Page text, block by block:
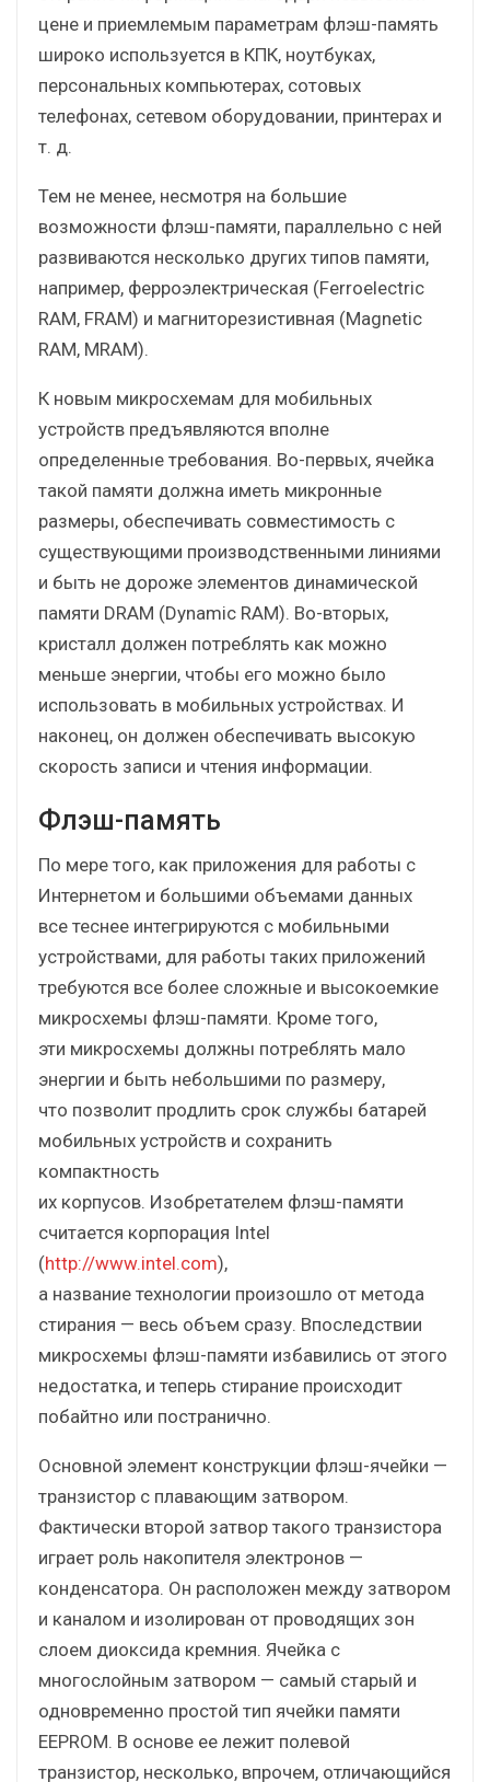
цене и приемлемым параметрам флэш-память
широко используется в КПК, ноутбуках,
персональных компьютерах, сотовых
телефонах, сетевом оборудовании, принтерах и
т. д.
Тем не менее, несмотря на большие
возможности флэш-памяти, параллельно с ней
развиваются несколько других типов памяти,
например, ферроэлектрическая (Ferroelectric
RAM, FRAM) и магниторезистивная (Magnetic
RAM, MRAM).
К новым микросхемам для мобильных
устройств предъявляются вполне
определенные требования. Во-первых, ячейка
такой памяти должна иметь микронные
размеры, обеспечивать совместимость с
существующими производственными линиями
и быть не дороже элементов динамической
памяти DRAM (Dynamic RAM). Во-вторых,
кристалл должен потреблять как можно
меньше энергии, чтобы его можно было
использовать в мобильных устройствах. И
наконец, он должен обеспечивать высокую
скорость записи и чтения информации.
Флэш-память
По мере того, как приложения для работы с
Интернетом и большими объемами данных
все теснее интегрируются с мобильными
устройствами, для работы таких приложений
требуются все более сложные и высокоемкие
микросхемы флэш-памяти. Кроме того,
эти микросхемы должны потреблять мало
энергии и быть небольшими по размеру,
что позволит продлить срок службы батарей
мобильных устройств и сохранить
компактность
их корпусов. Изобретателем флэш-памяти
считается корпорация Intel
(http://www.intel.com),
а название технологии произошло от метода
стирания — весь объем сразу. Впоследствии
микросхемы флэш-памяти избавились от этого
недостатка, и теперь стирание происходит
побайтно или постранично.
Основной элемент конструкции флэш-ячейки —
транзистор с плавающим затвором.
Фактически второй затвор такого транзистора
играет роль накопителя электронов —
конденсатора. Он расположен между затвором
и каналом и изолирован от проводящих зон
слоем диоксида кремния. Ячейка с
многослойным затвором — самый старый и
одновременно простой тип ячейки памяти
EEPROM. В основе ее лежит полевой
транзистор, несколько, впрочем, отличающийся